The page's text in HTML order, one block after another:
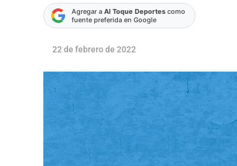
Agregar a Al Toque Deportes como
fuente preferida en Google
22 de febrero de 2022